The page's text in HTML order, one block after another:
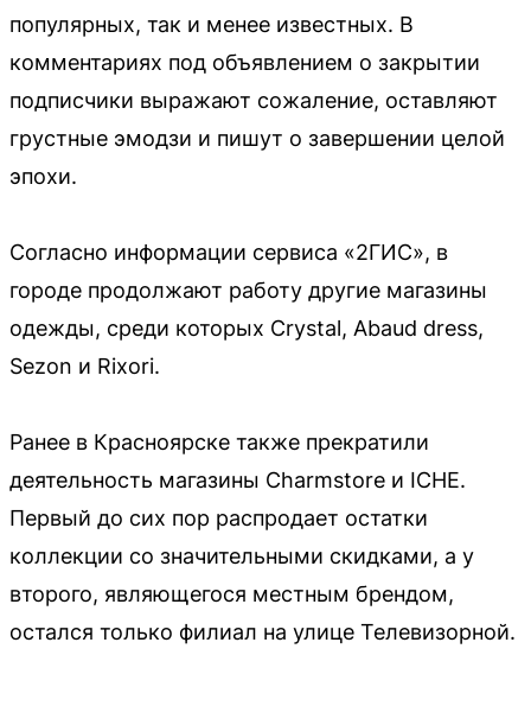
популярных, так и менее известных. В
комментариях под объявлением о закрытии
подписчики выражают сожаление, оставляют
грустные эмодзи и пишут о завершении целой
эпохи.
Согласно информации сервиса «2ГИС», в
городе продолжают работу другие магазины
одежды, среди которых Crystal, Abaud dress,
Sezon и Rixori.
Ранее в Красноярске также прекратили
деятельность магазины Charmstore и ICHE.
Первый до сих пор распродает остатки
коллекции со значительными скидками, а у
второго, являющегося местным брендом,
остался только филиал на улице Телевизорной.